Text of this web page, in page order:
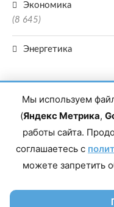
Экономика
(8 645)
Энергетика
Главный редактор сетевого
редакции: 8(988)-292-94-
Дагестан, г. Махачкала,
Копирование и
цитирование возможно
Мы используем
(Яндекс Метрика,
работы сайта.
соглашаетесь с
можете запретить